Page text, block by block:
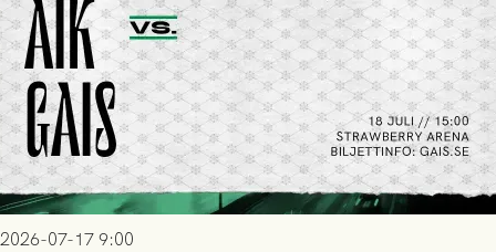
2026-07-17 9:00